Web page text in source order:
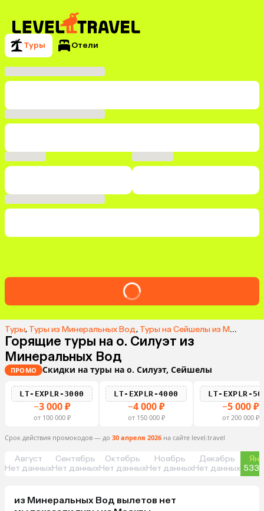
Туры Отели
Туры, Туры из Минеральных Вод, Туры на Сейшелы из Минеральных Вод
Горящие туры на о. Силуэт из
Минеральных Вод
ПРОМО Скидки на туры на о. Силуэт, Сейшелы
LT-EXPLR-3000
−3 000 ₽
от 100 000 ₽
LT-EXPLR-4000
−4 000 ₽
от 150 000 ₽
LT-EXPLR-
−5 000 ₽
от 200 000 ₽
Срок действия промокодов — до 30 апреля 2026 на сайте level.travel
Август
Нет данных
Сентябрь
Нет данных
Октябрь
Нет данных
Ноябрь
Нет данных
Декабрь
Нет данных 533
из Минеральных Вод вылетов нет